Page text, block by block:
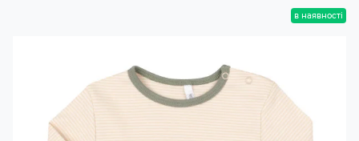
в наявності